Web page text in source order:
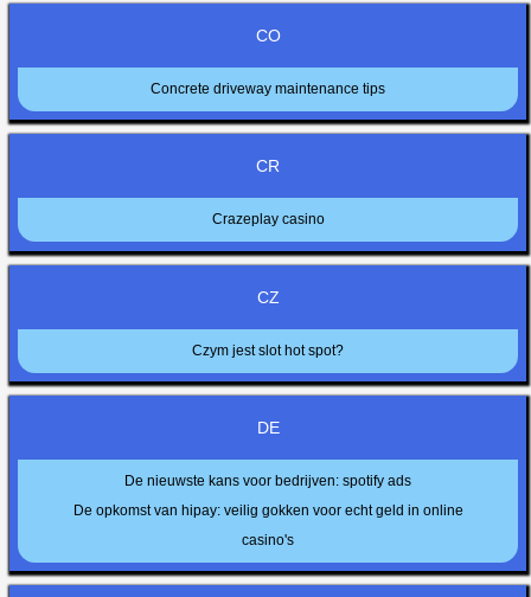
CO
Concrete driveway maintenance tips
CR
Crazeplay casino
CZ
Czym jest slot hot spot?
DE
De nieuwste kans voor bedrijven: spotify ads
De opkomst van hipay: veilig gokken voor echt geld in online
casino's